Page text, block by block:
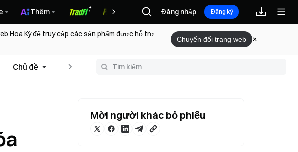
Thêm Phần thưởng
Đăng nhập Đăng ký
Hoa Kỳ để truy cập các sản phẩm được hỗ trợ
Chuyển đổi trang web
Chủ đề Thuật ngữ
Mời người khác bỏ phiếu